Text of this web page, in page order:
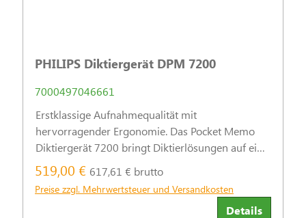
PHILIPS Diktiergerät DPM 7200
7000497046661
Erstklassige Aufnahmequalität mit
hervorragender Ergonomie. Das Pocket Memo
Diktiergerät 7200 bringt Diktierlösungen auf ein
vollkommen neues Niveau.
519,00 € 617,61 € brutto
Preise zzgl. Mehrwertsteuer und Versandkosten
Details